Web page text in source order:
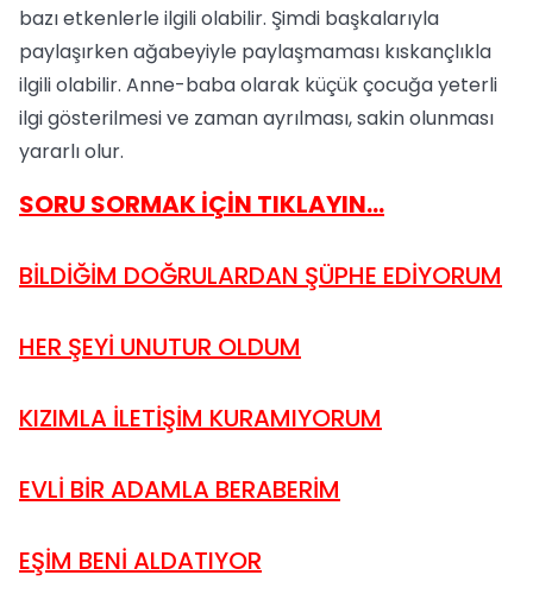
bazı etkenlerle ilgili olabilir. Şimdi başkalarıyla
paylaşırken ağabeyiyle paylaşmaması kıskançlıkla
ilgili olabilir. Anne-baba olarak küçük çocuğa yeterli
ilgi gösterilmesi ve zaman ayrılması, sakin olunması
yararlı olur.
SORU SORMAK İÇİN TIKLAYIN…
BİLDİĞİM DOĞRULARDAN ŞÜPHE EDİYORUM
HER ŞEYİ UNUTUR OLDUM
KIZIMLA İLETİŞİM KURAMIYORUM
EVLİ BİR ADAMLA BERABERİM
EŞİM BENİ ALDATIYOR